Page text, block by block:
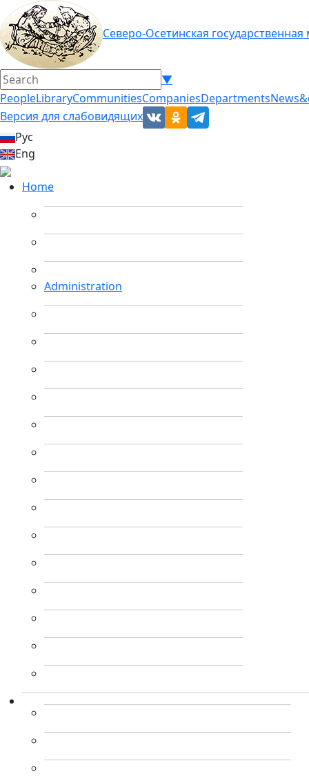
Северо-Осетинская
▼
PeopleLibraryCommunitiesCompaniesDepartments
Версия для слабовидящих
Рус
Eng
Home
Administration